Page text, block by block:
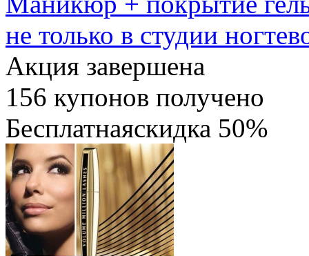
не только в студии
Акция завершена
156 купонов получено
Бесплатнаяскидка 50%